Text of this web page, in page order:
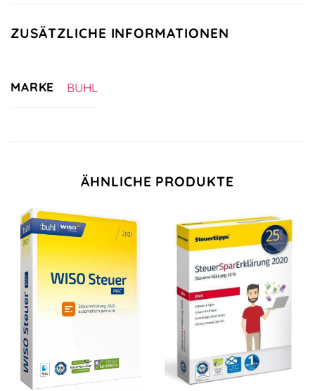
ZUSÄTZLICHE INFORMATIONEN
MARKE BUHL
ÄHNLICHE PRODUKTE